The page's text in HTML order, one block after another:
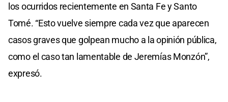
los ocurridos recientemente en Santa Fe y Santo
Tomé. “Esto vuelve siempre cada vez que aparecen
casos graves que golpean mucho a la opinión pública,
como el caso tan lamentable de Jeremías Monzón”,
expresó.